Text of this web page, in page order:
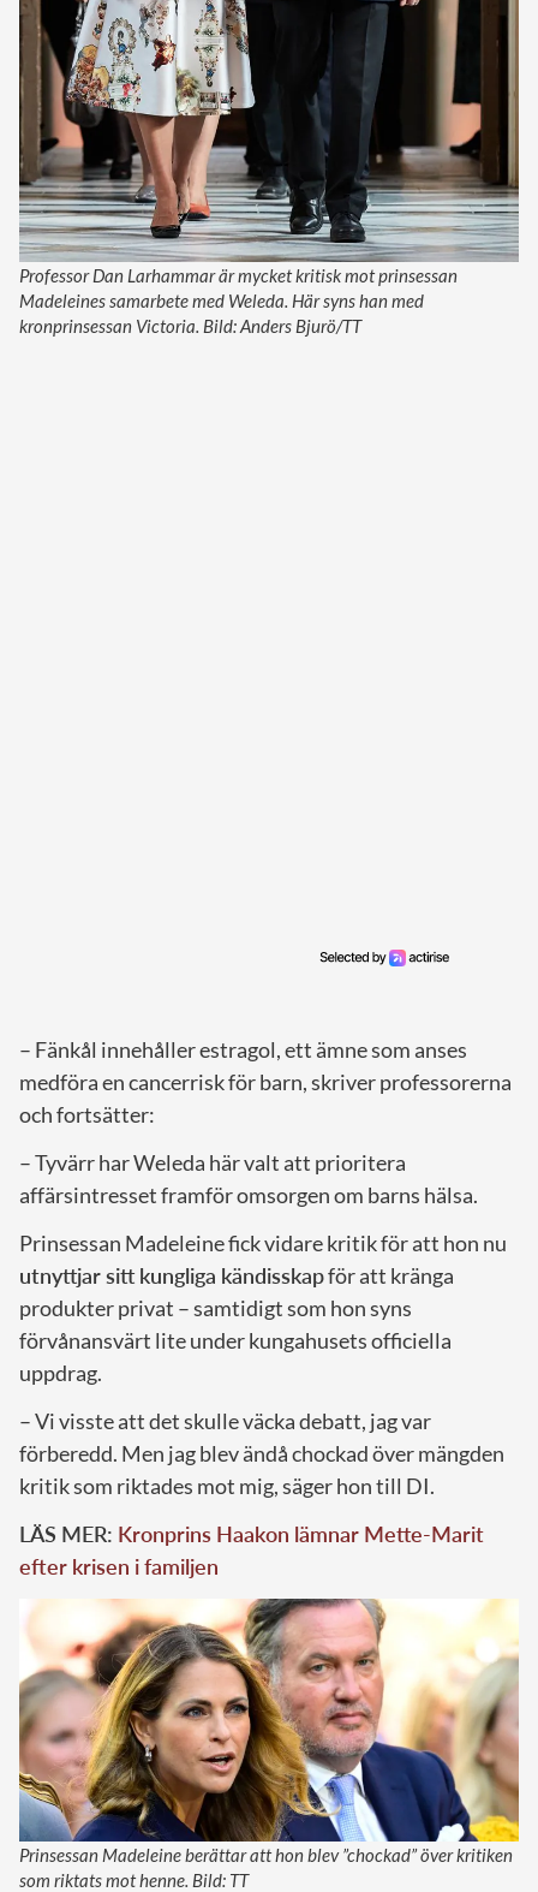
Professor Dan Larhammar är mycket kritisk mot prinsessan
Madeleines samarbete med Weleda. Här syns han med
kronprinsessan Victoria. Bild: Anders Bjurö/TT
– Fänkål innehåller estragol, ett ämne som anses
medföra en cancerrisk för barn, skriver professorerna
och fortsätter:
– Tyvärr har Weleda här valt att prioritera
affärsintresset framför omsorgen om barns hälsa.
Prinsessan Madeleine fick vidare kritik för att hon nu
utnyttjar sitt kungliga kändisskapför att kränga
produkter privat – samtidigt som hon syns
förvånansvärt lite under kungahusets officiella
uppdrag.
– Vi visste att det skulle väcka debatt, jag var
förberedd. Men jag blev ändå chockad över mängden
kritik som riktades mot mig, säger hon till DI.
LÄS MER: Kronprins Haakon lämnar Mette-Marit
efter krisen i familjen
Prinsessan Madeleine berättar att hon blev ”chockad” över kritiken
som riktats mot henne. Bild: TT